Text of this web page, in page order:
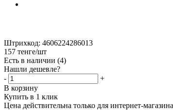
Штрихкод: 4606224286013
157 тенге/шт
Есть в наличии (4)
Нашли дешевле?
-
+
В корзину
Купить в 1 клик
Цена действительна только для интернет-